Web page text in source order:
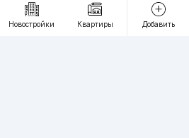
Новостройки Квартиры Добавить
+998 (93) 390-30-10